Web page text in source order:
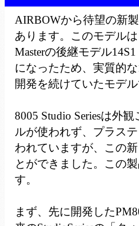
AIRBOWから待望の新
あります。このモデル
Masterの後継モデル
になったため、実質的
開発を続けていたモデル
8005 Studio Seriesは外
ルが使われず、プラス
われていますが、この
とができました。この
す。
まず、先に開発した